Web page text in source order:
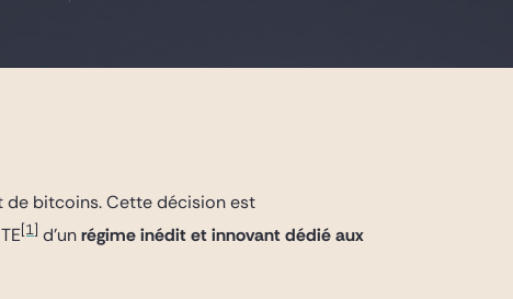
de bitcoins. Cette décision est
[1] d’unrégime inédit et innovant dédié aux